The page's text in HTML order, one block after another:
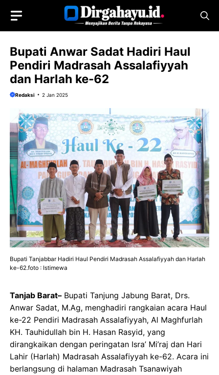
isi
Bupati Anwar Sadat Hadiri Haul
Pendiri Madrasah Assalafiyyah
dan Harlah ke-62
Redaksi 2 Jan 2025
Bupati Tanjabbar Hadiri Haul Pendiri Madrasah Assalafiyyah dan Harlah
ke-62.foto : Istimewa
Tanjab Barat– Bupati Tanjung Jabung Barat, Drs.
Anwar Sadat, M.Ag, menghadiri rangkaian acara Haul
ke-22 Pendiri Madrasah Assalafiyyah, Al Maghfurlah
KH. Tauhidullah bin H. Hasan Rasyid, yang
dirangkaikan dengan peringatan Isra’ Mi’raj dan Hari
Lahir (Harlah) Madrasah Assalafiyyah ke-62. Acara ini
berlangsung di halaman Madrasah Tsanawiyah